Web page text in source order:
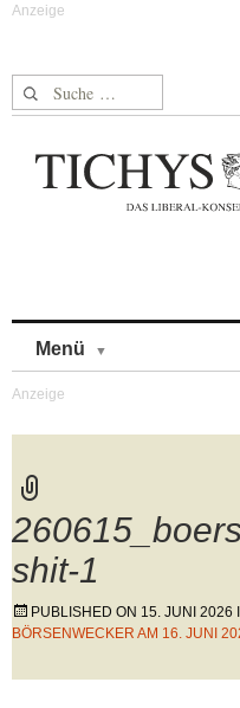
Suche nach:
Menü
shit-1
PUBLISHED ON 15. JUNI 2026
BÖRSENWECKER AM 16. JUNI